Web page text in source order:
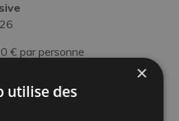
€ par personne
familles
6 ans gratuit
×
utilise des